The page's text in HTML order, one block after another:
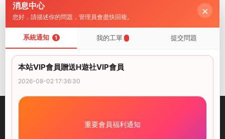
123113 2025-04-24
消息中心
您好，請描述你的問題，管理員會盡快回複。 ×
系統通知 1 我的工單 提交問題
本站VIP會員贈送H遊社VIP會員
2026-08-02 17:36:30
重要會員福利通知